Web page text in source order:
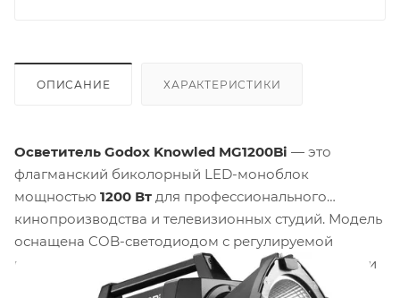
ОПИСАНИЕ ХАРАКТЕРИСТИКИ
Осветитель Godox Knowled MG1200Bi — это
флагманский биколорный LED-моноблок
мощностью 1200 Вт для профессионального
кинопроизводства и телевизионных студий. Модель
оснащена COB-светодиодом с регулируемой
цветовой температурой2800K–6500Kи индексами
цветопередачиCRI ≥ 97 TLCI ≥ 97. Максимальная